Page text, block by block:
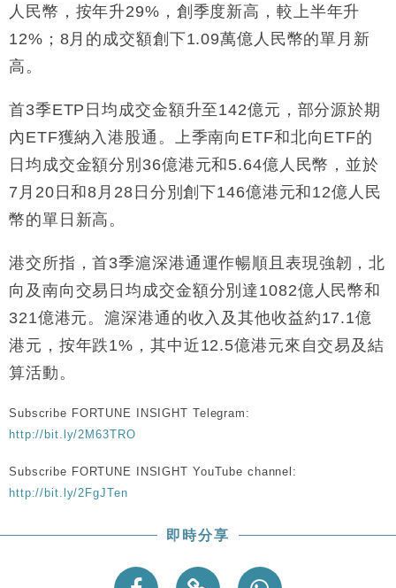
12:30
財經｜香港7月PMI回落至51 企業擴張放慢兼縮減人
手
11:40
10:57
財經｜美商務部擬擴大金屬關稅範圍 14類產品或加徵
25%
18:15
本地｜新世界K11 9月升級會員制度 增鉑金卡級別鎖
定高消費客群
17:40
財經｜本港6月零售額連升14個月 珠寶鐘錶銷售升勢
最強
16:33
財經｜滙控重啟最多10億美元回購 派息比率目標維持
50%
人民幣，按年升29%，創季度新高，較上半年升
12%；8月的成交額創下1.09萬億人民幣的單月新
高。
首3季ETP日均成交金額升至142億元，部分源於期
內ETF獲納入港股通。上季南向ETF和北向ETF的
日均成交金額分別36億港元和5.64億人民幣，並於
7月20日和8月28日分別創下146億港元和12億人民
幣的單日新高。
港交所指，首3季滬深港通運作暢順且表現強韌，北
向及南向交易日均成交金額分別達1082億人民幣和
321億港元。滬深港通的收入及其他收益約17.1億
港元，按年跌1%，其中近12.5億港元來自交易及結
算活動。
Subscribe FORTUNE INSIGHT Telegram:
http://bit.ly/2M63TRO
Subscribe FORTUNE INSIGHT YouTube channel:
http://bit.ly/2FgJTen
即時分享